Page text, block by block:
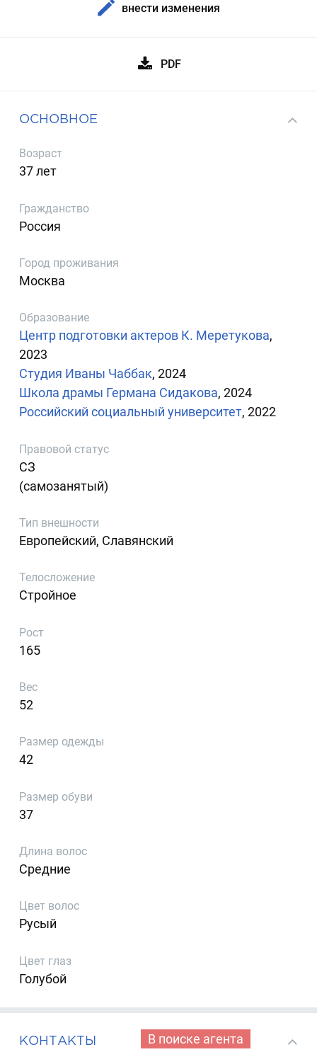
внести изменения
PDF
ОСНОВНОЕ
Возраст
37 лет
Гражданство
Россия
Город проживания
Москва
Образование
Центр подготовки актеров К. Меретукова,
2023
Студия Иваны Чаббак, 2024
Школа драмы Германа Сидакова, 2024
Российский социальный университет, 2022
Правовой статус
СЗ
(самозанятый)
Тип внешности
Европейский, Славянский
Телосложение
Стройное
Рост
165
Вес
52
Размер одежды
42
Размер обуви
37
Длина волос
Средние
Цвет волос
Русый
Цвет глаз
Голубой
КОНТАКТЫ В поиске агента